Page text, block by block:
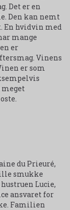
Det er en
Den kan nemt
En hvidvin med
mange
er
Vinens
er som
meget
du Prieuré,
smukke
Lucie,
ansvaret for
Familien